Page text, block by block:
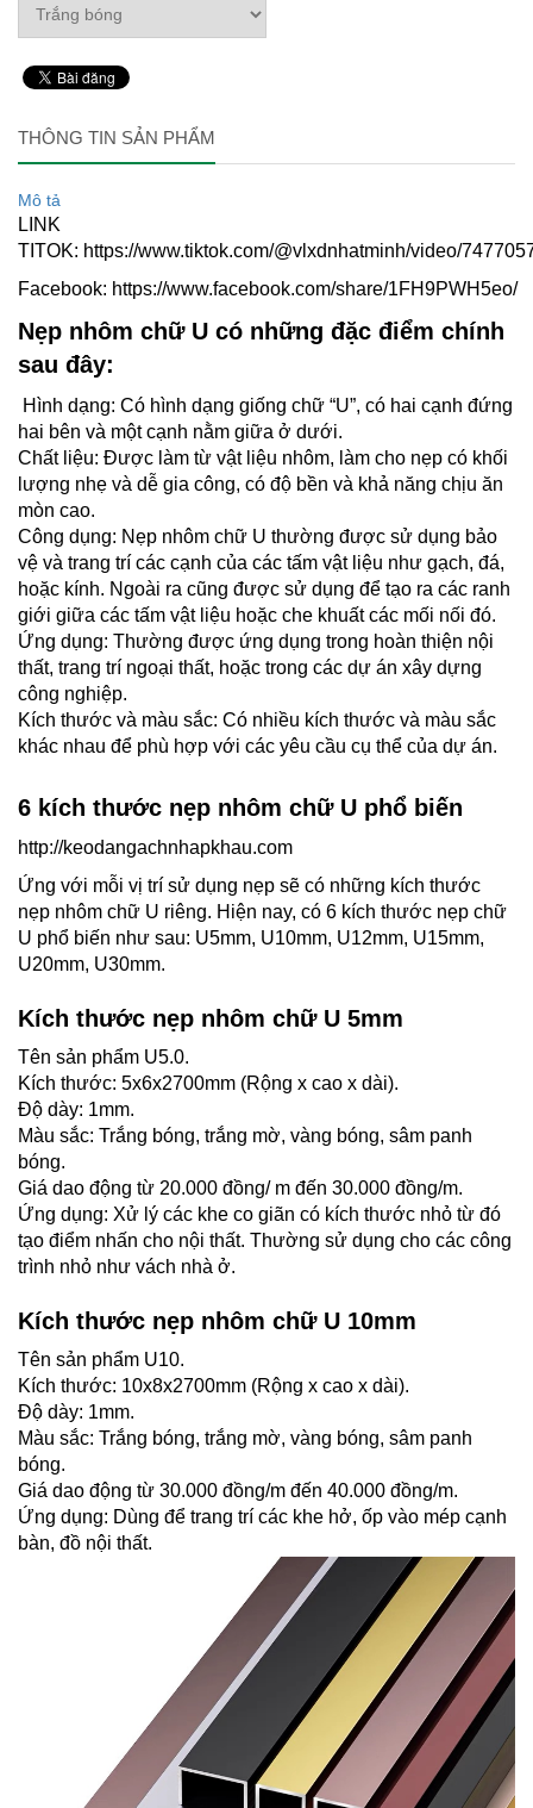
THÔNG TIN SẢN PHẨM
Mô tả
LINK
TITOK: https://www.tiktok.com/@vlxdnhatminh/video/
Facebook: https://www.facebook.com/share/1FH9PWH5eo/
Nẹp nhôm chữ U có những đặc điểm chính
sau đây:
Hình dạng: Có hình dạng giống chữ “U”, có hai cạnh đứng
hai bên và một cạnh nằm giữa ở dưới.
Chất liệu: Được làm từ vật liệu nhôm, làm cho nẹp có khối
lượng nhẹ và dễ gia công, có độ bền và khả năng chịu ăn
mòn cao.
Công dụng: Nẹp nhôm chữ U thường được sử dụng bảo
vệ và trang trí các cạnh của các tấm vật liệu như gạch, đá,
hoặc kính. Ngoài ra cũng được sử dụng để tạo ra các ranh
giới giữa các tấm vật liệu hoặc che khuất các mối nối đó.
Ứng dụng: Thường được ứng dụng trong hoàn thiện nội
thất, trang trí ngoại thất, hoặc trong các dự án xây dựng
công nghiệp.
Kích thước và màu sắc: Có nhiều kích thước và màu sắc
khác nhau để phù hợp với các yêu cầu cụ thể của dự án.
6 kích thước nẹp nhôm chữ U phổ biến
http://keodangachnhapkhau.com
Ứng với mỗi vị trí sử dụng nẹp sẽ có những kích thước
nẹp nhôm chữ U riêng. Hiện nay, có 6 kích thước nẹp chữ
U phổ biến như sau: U5mm, U10mm, U12mm, U15mm,
U20mm, U30mm.
Kích thước nẹp nhôm chữ U 5mm
Tên sản phẩm U5.0.
Kích thước: 5x6x2700mm (Rộng x cao x dài).
Độ dày: 1mm.
Màu sắc: Trắng bóng, trắng mờ, vàng bóng, sâm panh
bóng.
Giá dao động từ 20.000 đồng/ m đến 30.000 đồng/m.
Ứng dụng: Xử lý các khe co giãn có kích thước nhỏ từ đó
tạo điểm nhấn cho nội thất. Thường sử dụng cho các công
trình nhỏ như vách nhà ở.
Kích thước nẹp nhôm chữ U 10mm
Tên sản phẩm U10.
Kích thước: 10x8x2700mm (Rộng x cao x dài).
Độ dày: 1mm.
Màu sắc: Trắng bóng, trắng mờ, vàng bóng, sâm panh
bóng.
Giá dao động từ 30.000 đồng/m đến 40.000 đồng/m.
Ứng dụng: Dùng để trang trí các khe hở, ốp vào mép cạnh
bàn, đồ nội thất.